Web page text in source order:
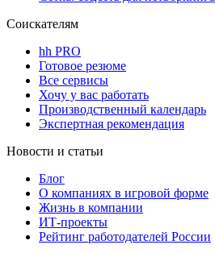
Соискателям
hh PRO
Готовое резюме
Все сервисы
Хочу у вас работать
Производственный календарь
Экспертная рекомендация
Новости и статьи
Блог
О компаниях в игровой форме
Жизнь в компании
ИТ-проекты
Рейтинг работодателей России